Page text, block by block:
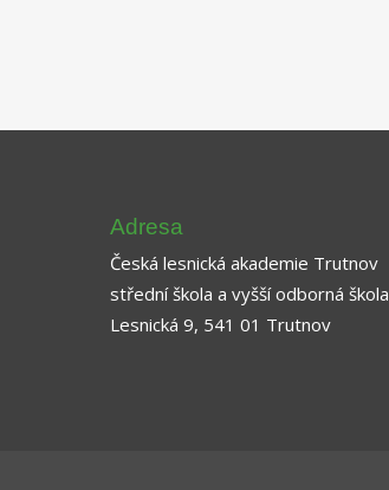
Adresa
Česká lesnická akademie Trutnov
střední škola a vyšší odborná škola
Lesnická 9, 541 01 Trutnov